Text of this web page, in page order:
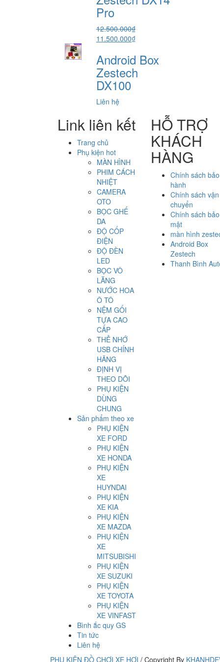
5.800.000₫.
Pro
12.500.000₫
Giá
là:
12.500.000₫.
11.500.000₫Giá
tại
là:
11.500.000₫.
Android Box
Zestech
DX100
Liên hệ
Link liên kết
Trang chủ
Phụ kiện hot
MÀN HÌNH
PHIM CÁCH
NHIỆT
CAMERA
OTO
BỌC GHẾ
DA
ĐỘ CỐP
ĐIỆN
ĐỘ ĐÈN
LED
BỌC VÔ
LĂNG
NƯỚC HOA
Ô TÔ
NỆM GỐI
TỰA CAO
CẤP
THẺ NHỚ
USB CHÍNH
HÃNG
ĐỊNH VỊ
THEO DÕI
PHỤ KIỆN
DÙNG
CHUNG
Sản phẩm theo xe
PHỤ KIỆN
XE FORD
PHỤ KIỆN
XE HONDA
PHỤ KIỆN
XE
HUYNDAI
PHỤ KIỆN
XE KIA
PHỤ KIỆN
XE MAZDA
PHỤ KIỆN
XE
MITSUBISHI
PHỤ KIỆN
XE SUZUKI
PHỤ KIỆN
XE TOYOTA
PHỤ KIỆN
XE VINFAST
Bình ắc quy GS
Tin tức
Liên hệ
HỖ TRỢ
KHÁCH
HÀNG
Chính sách bảo
hành
Chính sách vận
chuyển
Chính sách bảo
mật
màn hình
Android Box
Zestech
Thanh Bình
PHỤ KIỆN ĐỒ CHƠI XE HƠI / Copyright By